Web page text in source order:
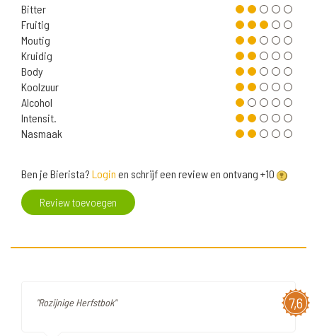
Bitter
Fruitig
Moutig
Kruidig
Body
Koolzuur
Alcohol
Intensit.
Nasmaak
Ben je Bierista? Login en schrijf een review en ontvang +10
Review toevoegen
7,6
"Rozijnige Herfstbok"